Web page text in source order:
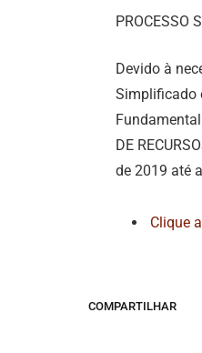
PROCESSO
Devido à
Simplificado
DE
de 2019 até
Clique
COMPARTILHAR